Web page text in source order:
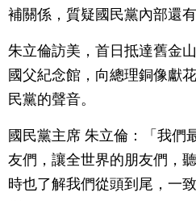
補關係，質疑國民黨內部還
朱立倫訪美，首日抵達舊金
國父紀念館，向總理銅像獻
民黨的聲音。
國民黨主席 朱立倫：「我們
友們，讓全世界的朋友們，
時也了解我們從頭到尾，一